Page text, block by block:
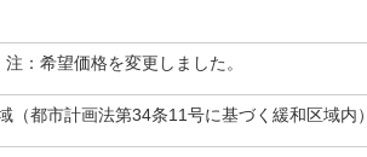
：希望価格を変更しました。
（都市計画法第34条11号に基づく緩和区域内）